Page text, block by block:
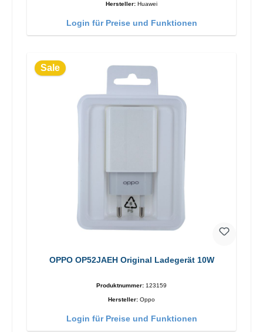
Hersteller: Huawei
Login für Preise und Funktionen
Sale
OPPO OP52JAEH Original Ladegerät 10W
Produktnummer: 123159
Hersteller: Oppo
Login für Preise und Funktionen